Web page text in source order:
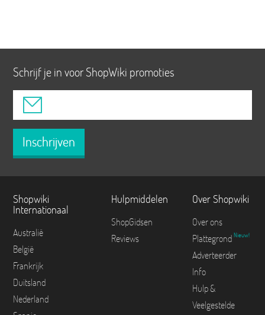
Schrijf je in voor ShopWiki promoties
Inschrijven
Shopwiki
Internationaal
Australië
België
Frankrijk
Duitsland
Nederland
Hulpmiddelen
ShopGidsen
Reviews
Over Shopwiki
Over ons
Plattegrond Nieuw!
Adverteerder
Info
Hulp &
Veelgestelde